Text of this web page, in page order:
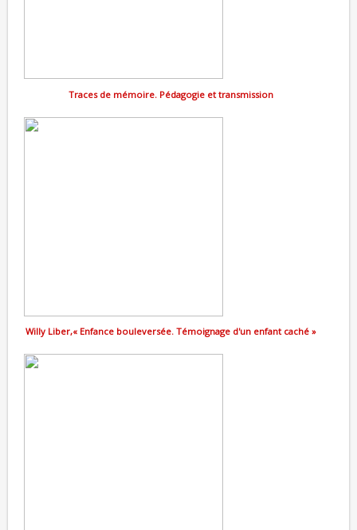
Traces de mémoire. Pédagogie et transmission
Willy Liber,« Enfance bouleversée. Témoignage d'un enfant caché »